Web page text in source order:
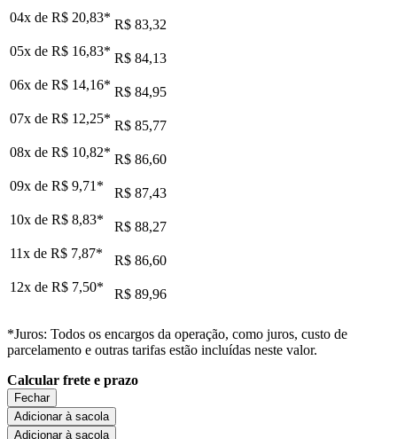
04x de R$ 20,83* R$ 83,32
05x de R$ 16,83* R$ 84,13
06x de R$ 14,16* R$ 84,95
07x de R$ 12,25* R$ 85,77
08x de R$ 10,82* R$ 86,60
09x de R$ 9,71*
R$ 87,43
10x de R$ 8,83*
R$ 88,27
11x de R$ 7,87*
R$ 86,60
12x de R$ 7,50* R$ 89,96
*Juros: Todos os encargos da operação, como juros, custo de
parcelamento e outras tarifas estão incluídas neste valor.
Calcular frete e prazo
Fechar
Adicionar à sacola
Adicionar à sacola